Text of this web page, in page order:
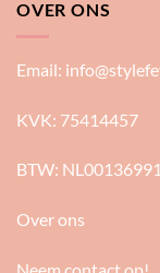
OVER ONS
Email:
KVK: 75414457
BTW:
Over ons